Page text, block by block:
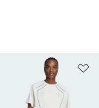
ยังรายการสินค้าโปรด